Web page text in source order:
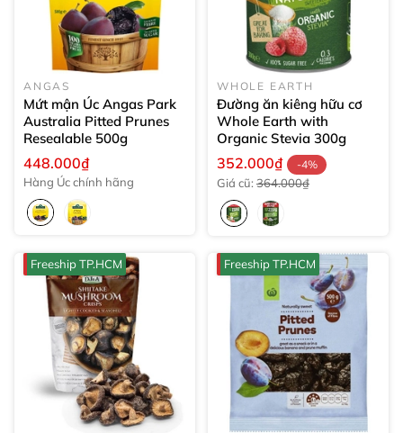
ANGAS
Mứt mận Úc Angas Park
Australia Pitted Prunes
Resealable 500g
448.000₫
Hàng Úc chính hãng
WHOLE EARTH
Đường ăn kiêng hữu cơ
Whole Earth with
Organic Stevia 300g
352.000₫ -4%
Giá cũ: 364.000₫
Freeship TP.HCM Freeship TP.HCM